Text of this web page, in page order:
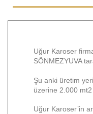
Uğur Karoser
SÖNMEZYUVA
Şu anki üretim
üzerine 2.000 mt2
Uğur Karoser’in